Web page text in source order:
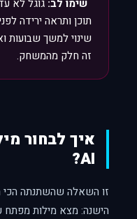
שימו לב: גוגל לא
תוכן ותראה ירידה
שינוי למשך שבועות
זה חלק מהמשחק.
איך לבחור
AI?
זו השאלה שהשתנתה הכי
הישנה: מצא מילות מפתח